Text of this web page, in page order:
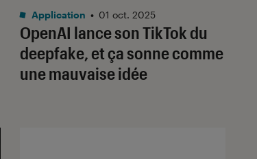
OpenAI lance son TikTok du
deepfake, et ça sonne comme
une mauvaise idée
Application • 01 oct. 2025